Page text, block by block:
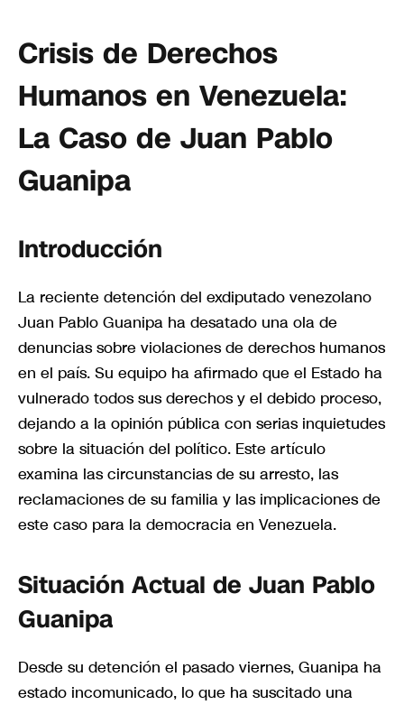
Crisis de Derechos
Humanos en Venezuela:
La Caso de Juan Pablo
Guanipa
Introducción
La reciente detención del exdiputado venezolano
Juan Pablo Guanipa ha desatado una ola de
denuncias sobre violaciones de derechos humanos
en el país. Su equipo ha afirmado que el Estado ha
vulnerado todos sus derechos y el debido proceso,
dejando a la opinión pública con serias inquietudes
sobre la situación del político. Este artículo
examina las circunstancias de su arresto, las
reclamaciones de su familia y las implicaciones de
este caso para la democracia en Venezuela.
Situación Actual de Juan Pablo
Guanipa
Desde su detención el pasado viernes, Guanipa ha
estado incomunicado, lo que ha suscitado una